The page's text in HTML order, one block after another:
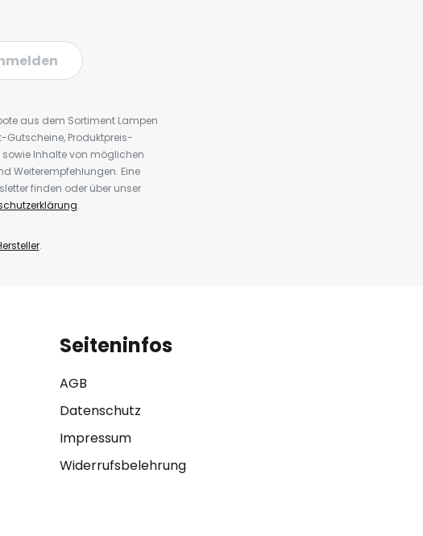
aus dem Sortiment Lampen
Gutscheine, Produktpreis-
Inhalte von möglichen
Weiterempfehlungen. Eine
finden oder über unser
.
.
Seiteninfos
AGB
Datenschutz
Impressum
Widerrufsbelehrung